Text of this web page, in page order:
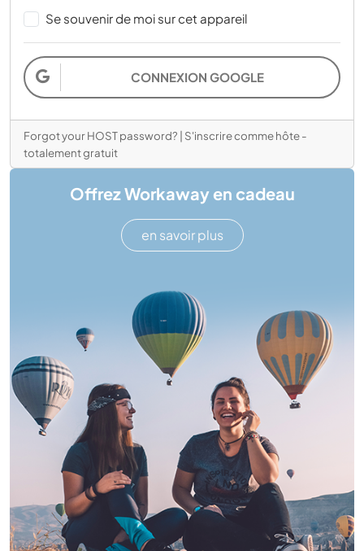
Se souvenir de moi sur cet appareil
CONNEXION GOOGLE
Forgot your HOST password? | S'inscrire comme hôte -
totalement gratuit
Offrez Workaway en cadeau
en savoir plus